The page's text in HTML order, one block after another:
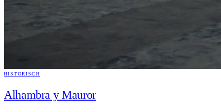
HISTORISCH
Alhambra y Mauror